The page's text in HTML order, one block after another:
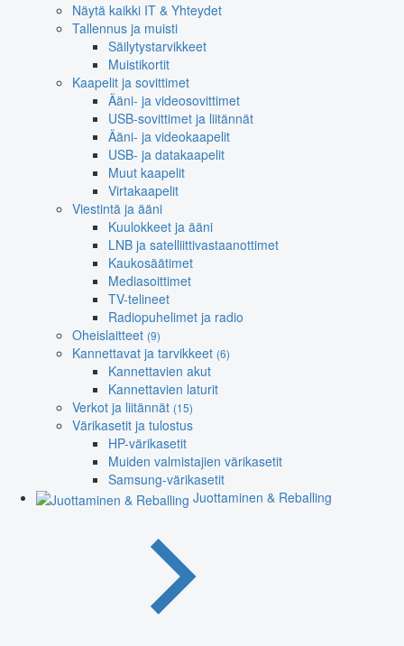
Näytä kaikki IT & Yhteydet
Tallennus ja muisti
Säilytystarvikkeet
Muistikortit
Kaapelit ja sovittimet
Ääni- ja videosovittimet
USB-sovittimet ja liitännät
Ääni- ja videokaapelit
USB- ja datakaapelit
Muut kaapelit
Virtakaapelit
Viestintä ja ääni
Kuulokkeet ja ääni
LNB ja satelliittivastaanottimet
Kaukosäätimet
Mediasoittimet
TV-telineet
Radiopuhelimet ja radio
Oheislaitteet (9)
Kannettavat ja tarvikkeet (6)
Kannettavien akut
Kannettavien laturit
Verkot ja liitännät (15)
Värikasetit ja tulostus
HP-värikasetit
Muiden valmistajien värikasetit
Samsung-värikasetit
Juottaminen & Reballing